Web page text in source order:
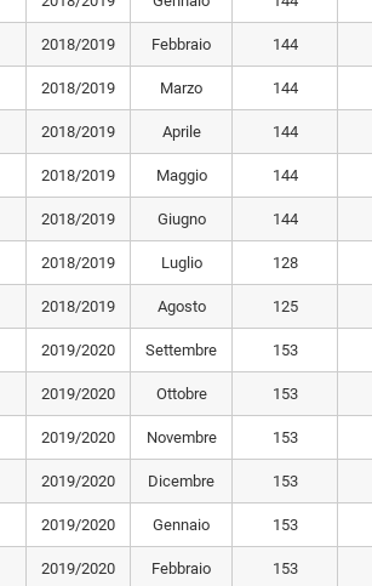
2018/2019 Febbraio 144
2018/2019 Marzo 144
2018/2019 Aprile 144
2018/2019 Maggio 144
2018/2019 Giugno 144
2018/2019 Luglio 128
2018/2019 Agosto 125
2019/2020 Settembre 153
2019/2020 Ottobre 153
2019/2020 Novembre 153
2019/2020 Dicembre 153
2019/2020 Gennaio 153
2019/2020 Febbraio 153